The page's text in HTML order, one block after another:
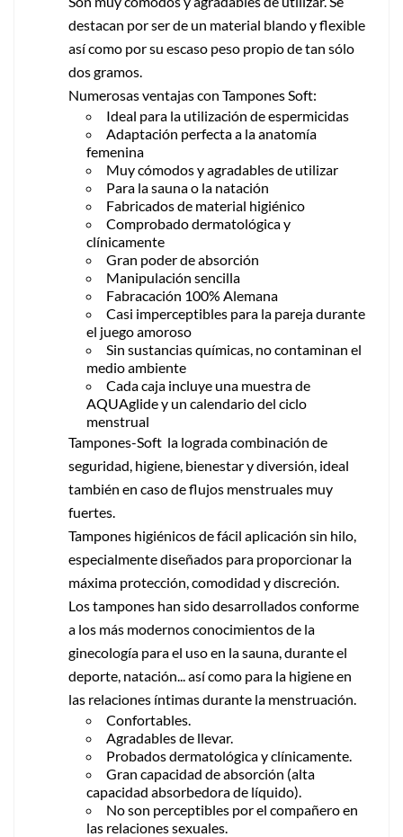
destacan por ser de un material blando y flexible
así como por su escaso peso propio de tan sólo
dos gramos.
Numerosas ventajas con Tampones Soft:
Ideal para la utilización de espermicidas
Adaptación perfecta a la anatomía
femenina
Muy cómodos y agradables de utilizar
Para la sauna o la natación
Fabricados de material higiénico
Comprobado dermatológica y
clínicamente
Gran poder de absorción
Manipulación sencilla
Fabracación 100% Alemana
Casi imperceptibles para la pareja durante
el juego amoroso
Sin sustancias químicas, no contaminan el
medio ambiente
Cada caja incluye una muestra de
AQUAglide y un calendario del ciclo
menstrual
Tampones-Soft la lograda combinación de
seguridad, higiene, bienestar y diversión, ideal
también en caso de flujos menstruales muy
fuertes.
Tampones higiénicos de fácil aplicación sin hilo,
especialmente diseñados para proporcionar la
máxima protección, comodidad y discreción.
Los tampones han sido desarrollados conforme
a los más modernos conocimientos de la
ginecología para el uso en la sauna, durante el
deporte, natación... así como para la higiene en
las relaciones íntimas durante la menstruación.
Confortables.
Agradables de llevar.
Probados dermatológica y clínicamente.
Gran capacidad de absorción (alta
capacidad absorbedora de líquido).
No son perceptibles por el compañero en
las relaciones sexuales.